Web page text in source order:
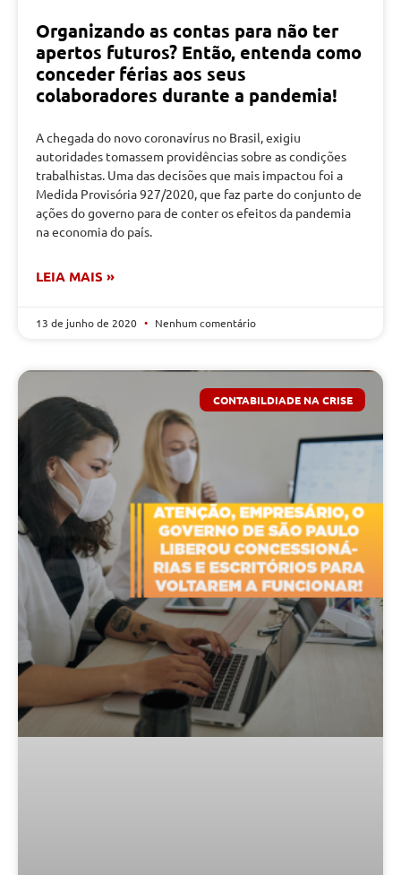
Organizando as contas para não ter
apertos futuros? Então, entenda como
conceder férias aos seus
colaboradores durante a pandemia!
A chegada do novo coronavírus no Brasil, exigiu
autoridades tomassem providências sobre as condições
trabalhistas. Uma das decisões que mais impactou foi a
Medida Provisória 927/2020, que faz parte do conjunto de
ações do governo para de conter os efeitos da pandemia
na economia do país.
LEIA MAIS »
13 de junho de 2020 Nenhum comentário
CONTABILDIADE NA CRISE